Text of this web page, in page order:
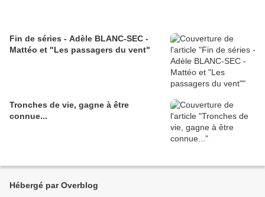
Fin de séries - Adèle BLANC-SEC -
Mattéo et "Les passagers du vent"
Tronches de vie, gagne à être
connue...
Hébergé par Overblog